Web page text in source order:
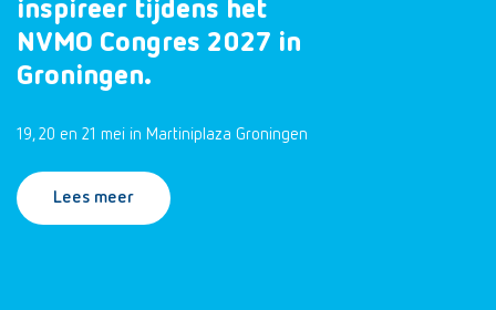
inspireer tijdens het
NVMO Congres 2027 in
Groningen.
19, 20 en 21 mei in Martiniplaza Groningen
Lees meer